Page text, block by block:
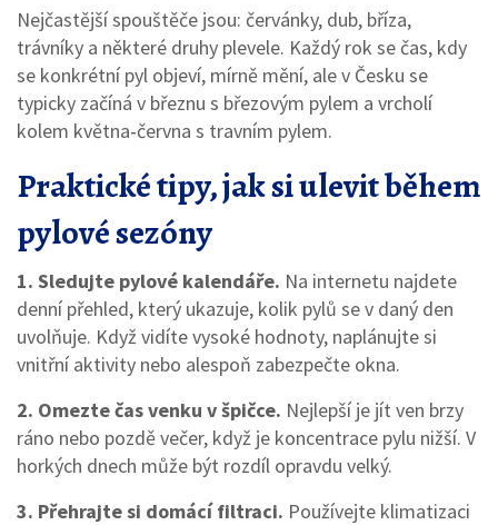
Nejčastější spouštěče jsou: červánky, dub, bříza,
trávníky a některé druhy plevele. Každý rok se čas, kdy
se konkrétní pyl objeví, mírně mění, ale v Česku se
typicky začíná v březnu s březovým pylem a vrcholí
kolem května‑června s travním pylem.
Praktické tipy, jak si ulevit během
pylové sezóny
1. Sledujte pylové kalendáře. Na internetu najdete
denní přehled, který ukazuje, kolik pylů se v daný den
uvolňuje. Když vidíte vysoké hodnoty, naplánujte si
vnitřní aktivity nebo alespoň zabezpečte okna.
2. Omezte čas venku v špičce. Nejlepší je jít ven brzy
ráno nebo pozdě večer, když je koncentrace pylu nižší. V
horkých dnech může být rozdíl opravdu velký.
3. Přehrajte si domácí filtraci. Používejte klimatizaci